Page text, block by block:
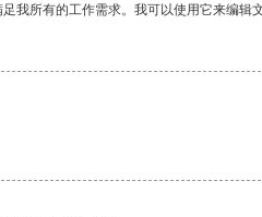
我所有的工作需求。我可以使用它来编辑